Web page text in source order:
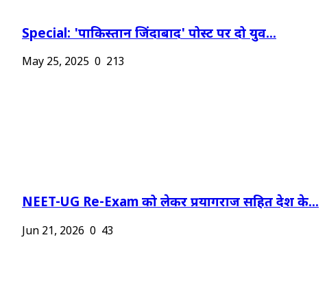
Special: 'पाकिस्तान जिंदाबाद' पोस्ट पर दो युव...
May 25, 2025 0 213
NEET-UG Re-Exam को लेकर प्रयागराज सहित देश के...
Jun 21, 2026 0 43